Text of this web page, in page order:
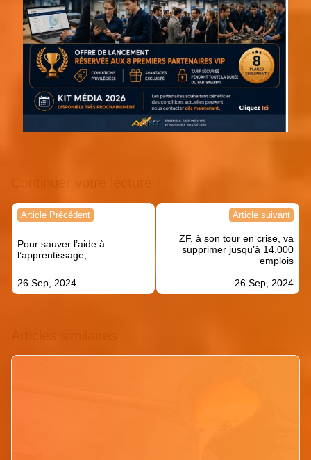
Navigation
l’article
Article Précédent
Pour sauver l’aide à
l’apprentissage,
26 Sep, 2024
Article suivant
ZF, à son tour en crise, va
supprimer jusqu’à 14.000
emplois
26 Sep, 2024